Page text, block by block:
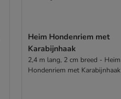
Heim Hondenriem met
Karabijnhaak
2,4 m lang, 2 cm breed - Heim
Hondenriem met Karabijnhaak